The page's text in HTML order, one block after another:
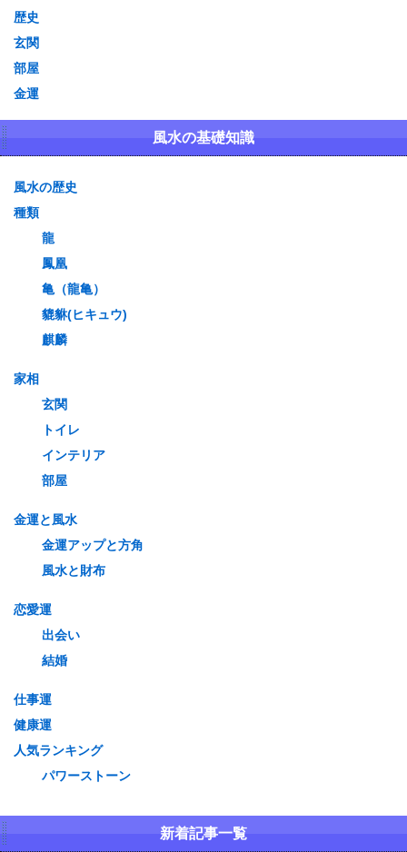
歴史
玄関
部屋
金運
風水の基礎知識
風水の歴史
種類
龍
鳳凰
亀（龍亀）
貔貅(ヒキュウ)
麒麟
家相
玄関
トイレ
インテリア
部屋
金運と風水
金運アップと方角
風水と財布
恋愛運
出会い
結婚
仕事運
健康運
人気ランキング
パワーストーン
新着記事一覧